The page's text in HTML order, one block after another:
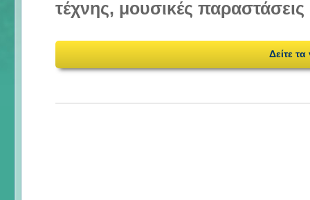
τέχνης, μουσικές
Δείτε